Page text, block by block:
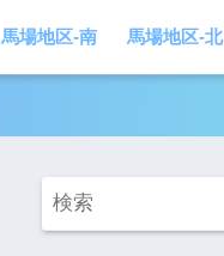
馬場地区-南 馬場地区-北